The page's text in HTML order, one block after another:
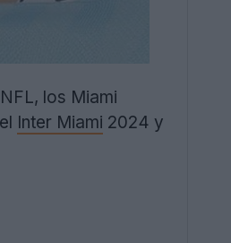
los Miami
Inter Miami 2024 y